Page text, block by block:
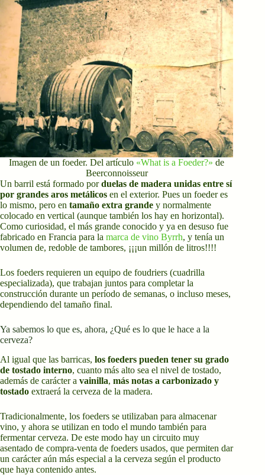
Imagen de un foeder. Del artículo «What is a Foeder?» de
Beerconnoisseur
Un barril está formado porduelas de madera unidas entre sí
por grandes aros metálicos en el exterior. Pues un foeder es
lo mismo, pero en tamaño extra grande y normalmente
colocado en vertical (aunque también los hay en horizontal).
Como curiosidad, el más grande conocido y ya en desuso fue
fabricado en Francia para la marca de vino Byrrh, y tenía un
volumen de, redoble de tambores, ¡¡¡un millón de litros!!!!
Los foeders requieren un equipo de foudriers (cuadrilla
especializada), que trabajan juntos para completar la
construcción durante un período de semanas, o incluso meses,
dependiendo del tamaño final.
Ya sabemos lo que es, ahora, ¿Qué es lo que le hace a la
cerveza?
Al igual que las barricas, los foeders pueden tener su grado
de tostado interno, cuanto más alto sea el nivel de tostado,
además de carácter a vainilla, más notas a carbonizado y
tostado extraerá la cerveza de la madera.
Tradicionalmente, los foeders se utilizaban para almacenar
vino, y ahora se utilizan en todo el mundo también para
fermentar cerveza. De este modo hay un circuito muy
asentado de compra-venta de foeders usados, que permiten dar
un carácter aún más especial a la cerveza según el producto
que haya contenido antes.